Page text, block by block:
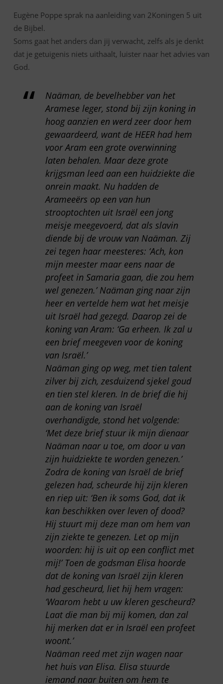
Eugène Poppe sprak na aanleiding van 2Koningen 5 uit
de Bijbel.
Soms gaat het anders dan jij verwacht, zelfs als je denkt
dat je getuigenis niets uithaalt, luister naar het advies van
God.
Naäman, de bevelhebber van het
Aramese leger, stond bij zijn koning in
hoog aanzien en werd zeer door hem
gewaardeerd, want de HEER had hem
voor Aram een grote overwinning
laten behalen. Maar deze grote
krijgsman leed aan een huidziekte die
onrein maakt. Nu hadden de
Arameeërs op een van hun
strooptochten uit Israël een jong
meisje meegevoerd, dat als slavin
diende bij de vrouw van Naäman. Zij
zei tegen haar meesteres: ‘Ach, kon
mijn meester maar eens naar de
profeet in Samaria gaan, die zou hem
wel genezen.’ Naäman ging naar zijn
heer en vertelde hem wat het meisje
uit Israël had gezegd. Daarop zei de
koning van Aram: ‘Ga erheen. Ik zal u
een brief meegeven voor de koning
van Israël.’
Naäman ging op weg, met tien talent
zilver bij zich, zesduizend sjekel goud
en tien stel kleren. In de brief die hij
aan de koning van Israël
overhandigde, stond het volgende:
‘Met deze brief stuur ik mijn dienaar
Naäman naar u toe, om door u van
zijn huidziekte te worden genezen.’
Zodra de koning van Israël de brief
gelezen had, scheurde hij zijn kleren
en riep uit: ‘Ben ik soms God, dat ik
kan beschikken over leven of dood?
Hij stuurt mij deze man om hem van
zijn ziekte te genezen. Let op mijn
woorden: hij is uit op een conflict met
mij!’ Toen de godsman Elisa hoorde
dat de koning van Israël zijn kleren
had gescheurd, liet hij hem vragen:
‘Waarom hebt u uw kleren gescheurd?
Laat die man bij mij komen, dan zal
hij merken dat er in Israël een profeet
woont.’
Naäman reed met zijn wagen naar
het huis van Elisa. Elisa stuurde
iemand naar buiten om hem te